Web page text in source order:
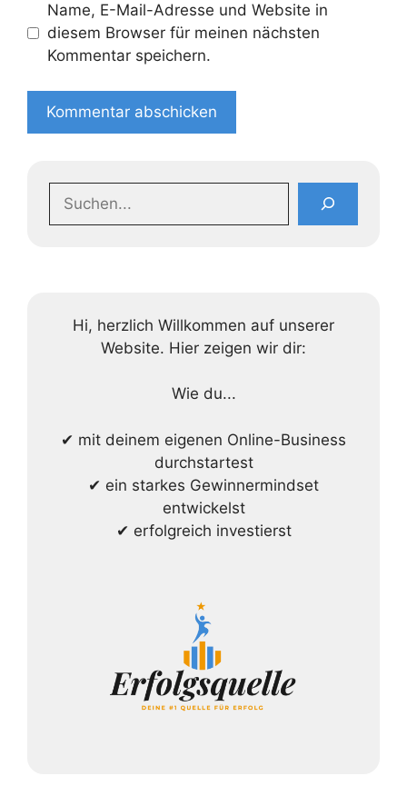
Name, E-Mail-Adresse und Website in
diesem Browser für meinen nächsten
Kommentar speichern.
Hi, herzlich Willkommen auf unserer
Website. Hier zeigen wir dir:
Wie du...
✔ mit deinem eigenen Online-Business
durchstartest
✔ ein starkes Gewinnermindset
entwickelst
✔ erfolgreich investierst